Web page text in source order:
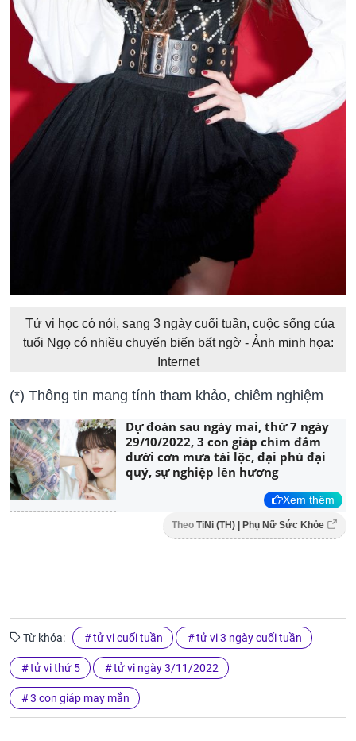
Tử vi học có nói, sang 3 ngày cuối tuần, cuộc sống của
tuổi Ngọ có nhiều chuyển biến bất ngờ - Ảnh minh họa:
Internet
(*) Thông tin mang tính tham khảo, chiêm nghiệm
Dự đoán sau ngày mai, thứ 7 ngày
29/10/2022, 3 con giáp chìm đắm
dưới cơn mưa tài lộc, đại phú đại
quý, sự nghiệp lên hương
Xem thêm
Theo TiNi (TH) | Phụ Nữ Sức Khỏe
Từ khóa: tử vi cuối tuần tử vi 3 ngày cuối tuần
tử vi thứ 5 tử vi ngày 3/11/2022
3 con giáp may mắn